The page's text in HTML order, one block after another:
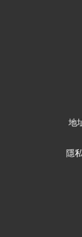
地
隱